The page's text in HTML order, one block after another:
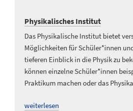
Physikalisches Institut
Das Physikalische Institut bietet
Möglichkeiten für Schüler*innen
tieferen Einblick in die Physik zu
können einzelne Schüler*innen
Praktikum machen oder das
weiterlesen